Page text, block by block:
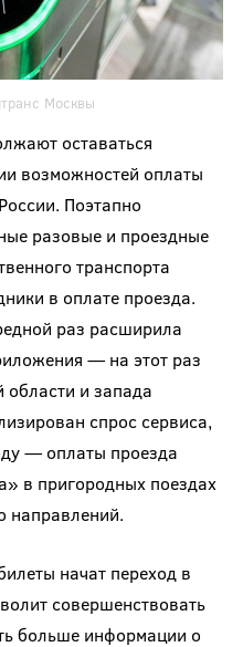
Москвы
оставаться
возможностей оплаты
Поэтапно
разовые и проездные
транспорта
в оплате проезда.
раз расширила
— на этот раз
и запада
спрос сервиса,
— оплаты проезда
в пригородных поездах
направлений.
начат переход в
совершенствовать
больше информации о